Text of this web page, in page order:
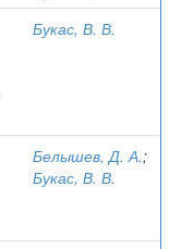
Букас, В. В.
Белышев, Д. А.;
Букас, В. В.